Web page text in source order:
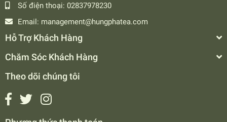
Số điện thoại: 02837978230
Email: management@hungphatea.com
Hỗ Trợ Khách Hàng
Chăm Sóc Khách Hàng
Theo dõi chúng tôi